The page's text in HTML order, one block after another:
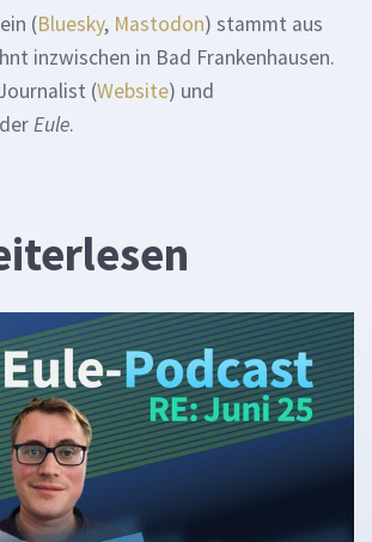
(Bluesky, Mastodon) stammt aus
inzwischen in Bad Frankenhausen.
(Website) und
Eule.